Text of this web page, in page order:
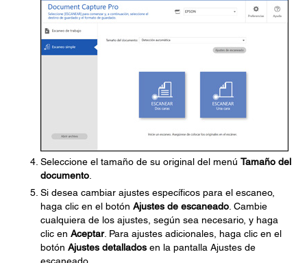
Seleccione el tamaño de su original del menú Tamaño del
documento
Si desea cambiar ajustes específicos para el escaneo,
haga clic en el botón Ajustes de escaneado . Cambie
cualquiera de los ajustes, según sea necesario, y haga
clic en Aceptar. Para ajustes adicionales, haga clic en el
botón Ajustes detallados en la pantalla Ajustes de